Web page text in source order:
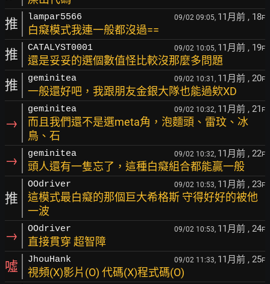
推 lampar5566 09/02 09:05, 11月前 , 18F
白癡模式我連一般都沒過==
推 CATALYST0001 09/02 10:05, 11月前 , 19F
還是妥妥的選個數值怪比較沒那麼多問題
推 geminitea 09/02 10:31, 11月前 , 20F
一般還好吧，我跟朋友金銀大隊也能過欸XD
→
geminitea 09/02 10:32, 11月前 , 21 F
而且我們還不是選meta角，泡麵頭、雷玟、冰
鳥、石
→ geminitea 09/02 10:32, 11月前 , 22F
頭人還有一隻忘了，這種白癡組合都能贏一般
推
OOdriver 09/02 10:53, 11月前 , 23F
這模式最白癡的那個巨大希格斯 守得好好的被他
一波
→ OOdriver 09/02 10:53, 11月前 , 24F
直接貫穿 超智障
噓 JhouHank 09/02 11:33, 11月前 , 25F
視頻(X)影片(O) 代碼(X)程式碼(O)